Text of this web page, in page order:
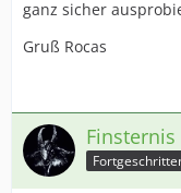
ganz sicher
Gruß Rocas
Finsternis